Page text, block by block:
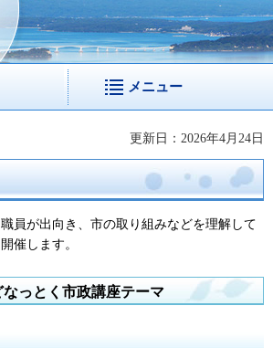
メニュー
更新日：2026年4月24日
員が出向き、市の取り組みなどを理解して
催します。
っとく市政講座テーマ